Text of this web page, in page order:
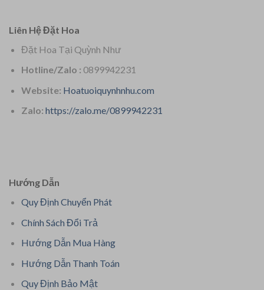
Liên Hệ Đặt Hoa
Đặt Hoa Tại Quỳnh Như
Hotline/Zalo : 0899942231
Website: Hoatuoiquynhnhu.com
Zalo: https://zalo.me/0899942231
Hướng Dẫn
Quy Định Chuyển Phát
Chính Sách Đổi Trả
Hướng Dẫn Mua Hàng
Hướng Dẫn Thanh Toán
Quy Định Bảo Mật